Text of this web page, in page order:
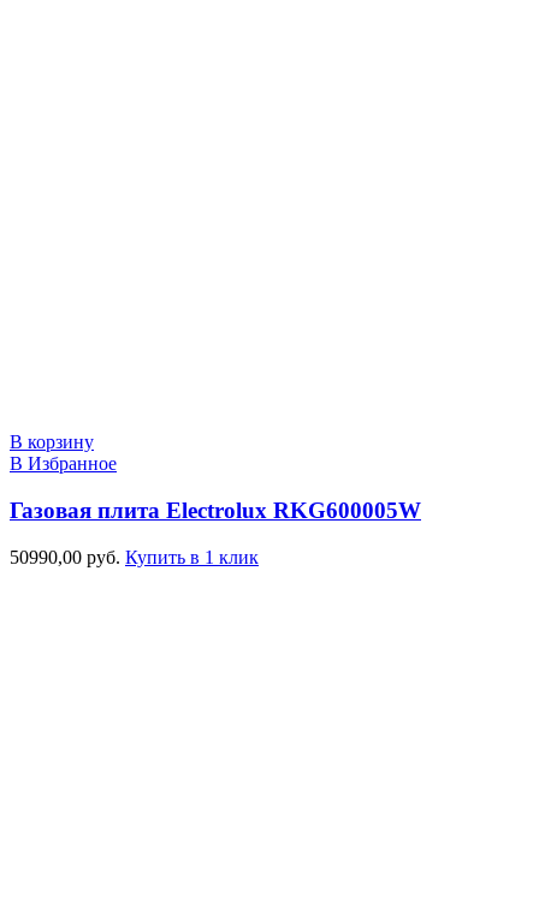
В корзину
В Избранное
Газовая плита Electrolux RKG600005W
50990,00 руб. Купить в 1 клик